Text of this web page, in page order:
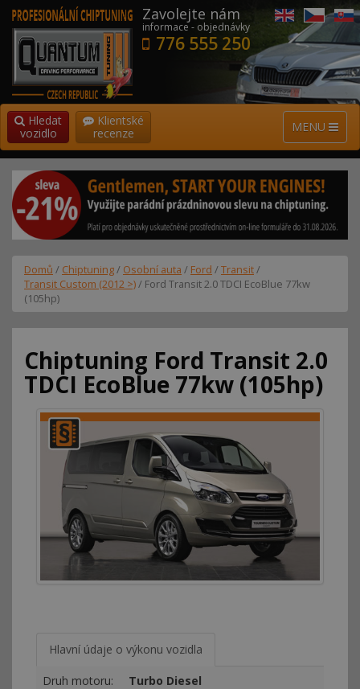
Zavolejte nám
informace - objednávky
776 555 250
MENU
Hledat
vozidlo
Klientské
recenze
Domů / Chiptuning/ Osobní auta / Ford /Transit/
Transit Custom (2012 >)/ Ford Transit 2.0 TDCI EcoBlue 77kw
(105hp)
Chiptuning Ford Transit 2.0
TDCI EcoBlue 77kw (105hp)
Hlavní údaje o výkonu vozidla
Druh motoru:
Turbo Diesel